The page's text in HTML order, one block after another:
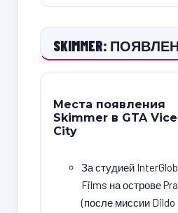
SKIMMER:
Места появления
Skimmer в GTA Vice
City
За студией
Films на острове
(после миссии Dildo